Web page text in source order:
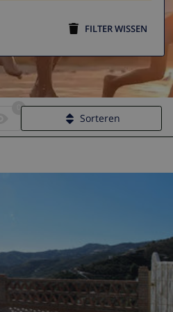
FILTER WISSEN
Sorteren